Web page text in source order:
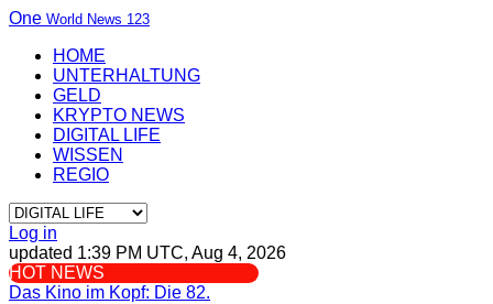
One World News 123
HOME
UNTERHALTUNG
GELD
KRYPTO NEWS
DIGITAL LIFE
WISSEN
REGIO
Log in
updated 1:39 PM UTC, Aug 4, 2026
HOT NEWS
Das Kino im Kopf: Die 82.